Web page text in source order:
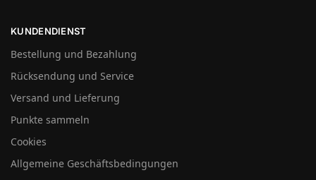
KUNDENDIENST
Bestellung und Bezahlung
Rücksendung und Service
Versand und Lieferung
Punkte sammeln
Cookies
Allgemeine Geschäftsbedingungen